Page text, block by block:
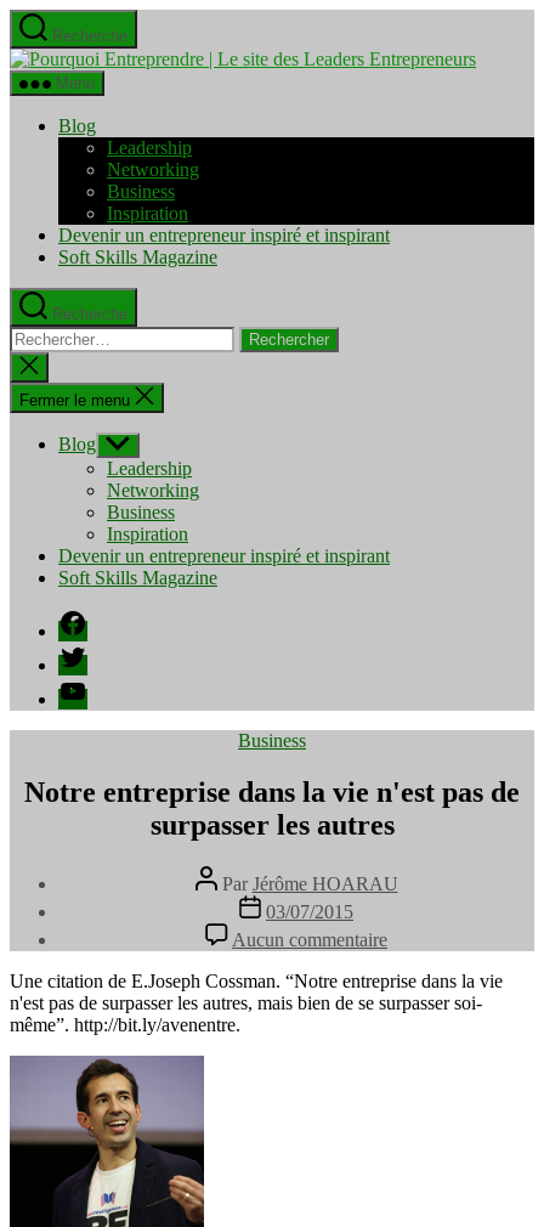
Aller
au
contenu
Recherche
Pourquoi
Menu
Blog
Leadership
Networking
Business
Inspiration
Devenir un entrepreneur inspiré et inspirant
Soft Skills Magazine
Recherche
Rechercher :
Fermer
la
recherche
Fermer le menu
Blog Afficher
le
sous-
menu
Leadership
Networking
Business
Inspiration
Devenir un entrepreneur inspiré et inspirant
Soft Skills Magazine
Facebook
Twitter
YouTube
Catégories
Business
Notre entreprise dans la vie n'est pas de
surpasser les autres
Auteur
de
l’article
Par Jérôme HOARAU
Date
l’article
03/07/2015
Aucun commentaire
Notre
entreprise
dans
Une citation de E.Joseph Cossman. “Notre entreprise dans la vie
n'est pas de surpasser les autres, mais bien de se surpasser soi-
même”. http://bit.ly/avenentre.